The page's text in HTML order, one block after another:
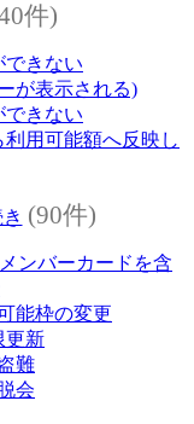
件)
できない
が表示される)
できない
用可能額へ反映し
(90件)
ンバーカードを含
能枠の変更
更新
難
会